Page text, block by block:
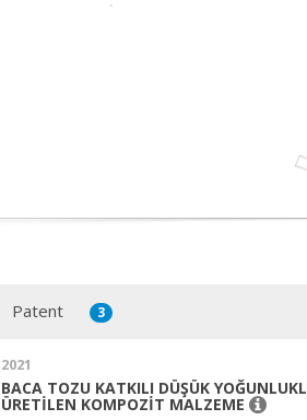
Patent 3
2021
BACA TOZU KATKILI DÜŞÜK
ÜRETİLEN KOMPOZİT MALZEME